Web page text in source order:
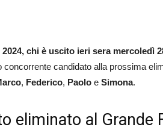
chi è uscito ieri sera mercoledì
concorrente candidato alla prossima
, Federico, Paolo e Simona.
eliminato al Grande